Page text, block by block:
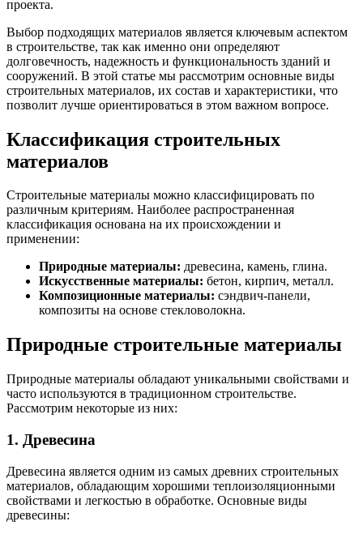
проекта.
Выбор подходящих материалов является ключевым аспектом
в строительстве, так как именно они определяют
долговечность, надежность и функциональность зданий и
сооружений. В этой статье мы рассмотрим основные виды
строительных материалов, их состав и характеристики, что
позволит лучше ориентироваться в этом важном вопросе.
Классификация строительных
материалов
Строительные материалы можно классифицировать по
различным критериям. Наиболее распространенная
классификация основана на их происхождении и
применении:
Природные материалы: древесина, камень, глина.
Искусственные материалы: бетон, кирпич, металл.
Композиционные материалы: сэндвич-панели,
композиты на основе стекловолокна.
Природные строительные материалы
Природные материалы обладают уникальными свойствами и
часто используются в традиционном строительстве.
Рассмотрим некоторые из них:
1. Древесина
Древесина является одним из самых древних строительных
материалов, обладающим хорошими теплоизоляционными
свойствами и легкостью в обработке. Основные виды
древесины: